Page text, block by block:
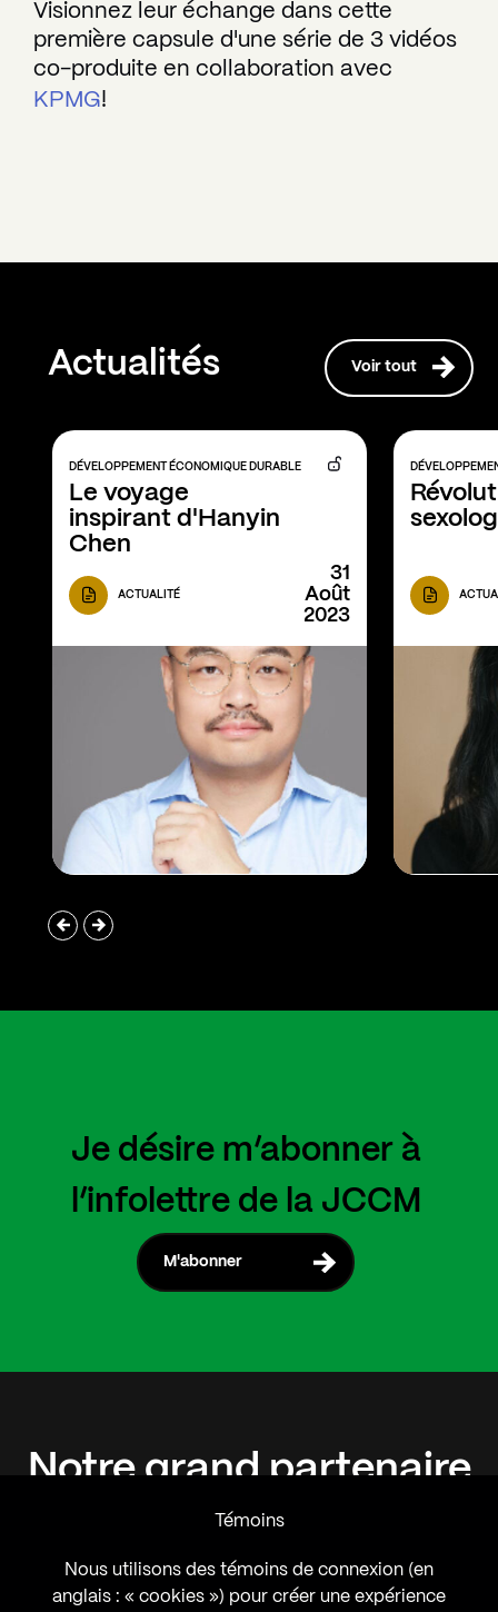
Visionnez leur échange dans cette
première capsule d'une série de 3 vidéos
co-produite en collaboration avec
KPMG!
Actualités Voir tout
DÉVELOPPEMENT ÉCONOMIQUE DURABLE
Le voyage
inspirant d'Hanyin
Chen
ACTUALITÉ
31
Août
2023
Je désire m’abonner à
l’infolettre de la JCCM
M'abonner
Notre grand partenaire
Témoins
Nous utilisons des témoins de connexion (en
anglais : « cookies ») pour créer une expérience